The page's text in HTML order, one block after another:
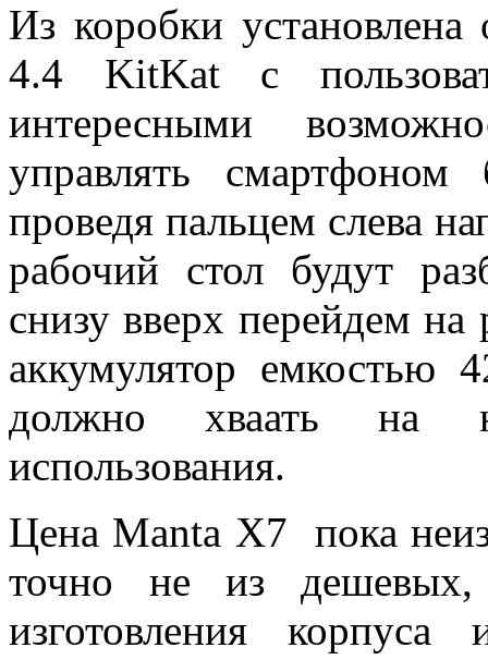
Из коробки
4.4 KitKat с
интересными
управлять
проведя пальцем слева
рабочий стол будут
снизу вверх перейдем
аккумулятор емкостью
должно хваать на
использования.
Цена Manta X7 пока
точно не из дешевых,
изготовления корпуса